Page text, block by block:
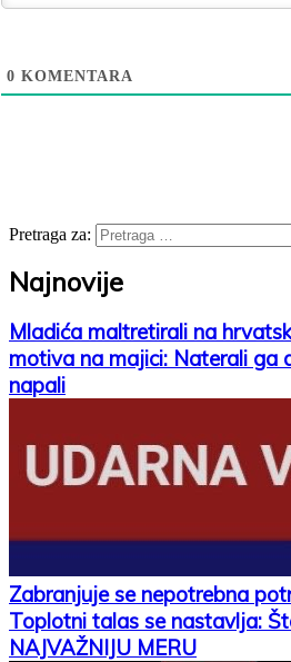
0 KOMENTARA
Pretraga za:
Najnovije
Mladića maltretirali na
motiva na majici: Naterali ga
napali
Zabranjuje se nepotrebna
Toplotni talas se nastavlja:
NAJVAŽNIJU MERU